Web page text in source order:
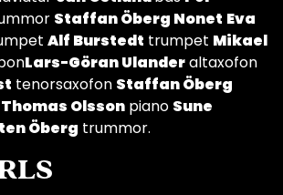
Staffan Öberg Nonet Eva
Alf Burstedt trumpet Mikael
Lars-Göran Ulanderaltaxofon
tenorsaxofon Staffan Öberg
Thomas Olsson piano Sune
Öberg trummor.